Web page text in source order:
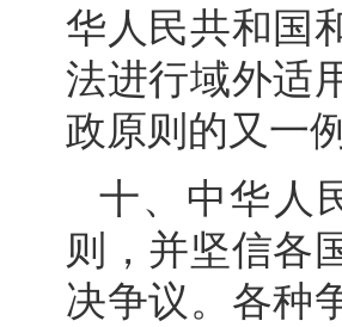
华人民共和国
法进行域外适
政原则的又一
十、中华人
则，并坚信各
决争议。各种